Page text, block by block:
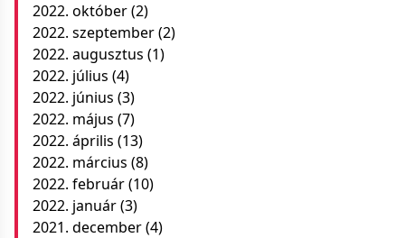
2022. október(2)
2022. szeptember(2)
2022. augusztus (1)
2022. július (4)
2022. június (3)
2022. május (7)
2022. április (13)
2022. március (8)
2022. február(10)
2022. január(3)
2021. december(4)